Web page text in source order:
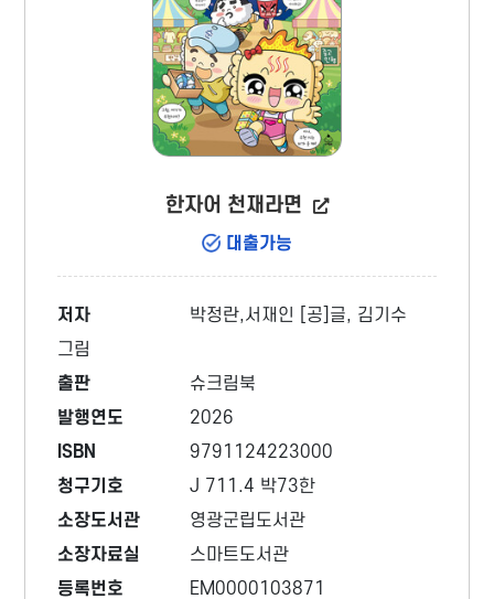
한자어 천재라면
대출가능
저자
박정란,서재인 [공]글, 김기수
그림
출판
슈크림북
발행연도
2026
ISBN
9791124223000
청구기호
J 711.4 박73한
소장도서관
영광군립도서관
소장자료실
스마트도서관
등록번호
EM0000103871